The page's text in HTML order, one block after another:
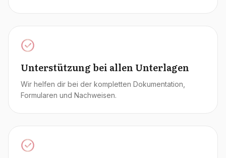
Unterstützung bei allen Unterlagen
Wir helfen dir bei der kompletten Dokumentation,
Formularen und Nachweisen.